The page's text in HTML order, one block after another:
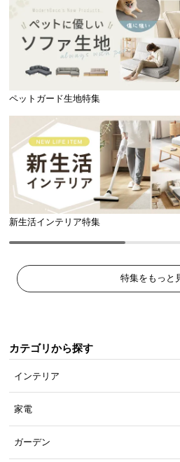
ペットガード生地特集
新生活インテリア特集
特集をもっと
カテゴリから探す
インテリア
家電
ガーデン